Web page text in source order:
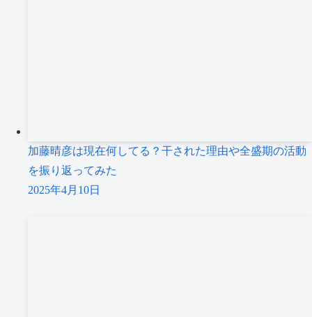
加藤晴彦は現在何してる？干された理由や全盛期の活動
を振り返ってみた
2025年4月10日